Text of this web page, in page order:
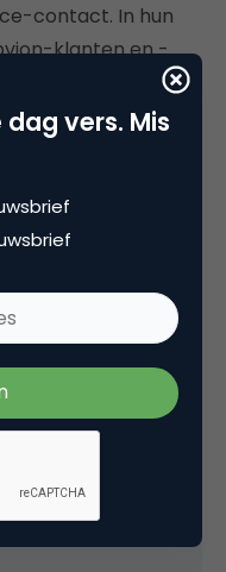
contact. In hun
klanten en -
tussen adviseurs
ons gezamenlijk de
mogelijk te laten
bij
vers. Mis